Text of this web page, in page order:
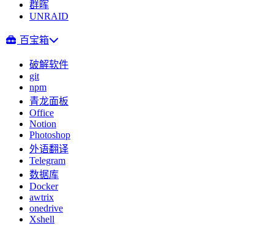
群晖
UNRAID
百宝箱
破解软件
git
npm
青龙面板
Office
Notion
Photoshop
外语翻译
Telegram
数据库
Docker
awtrix
onedrive
Xshell